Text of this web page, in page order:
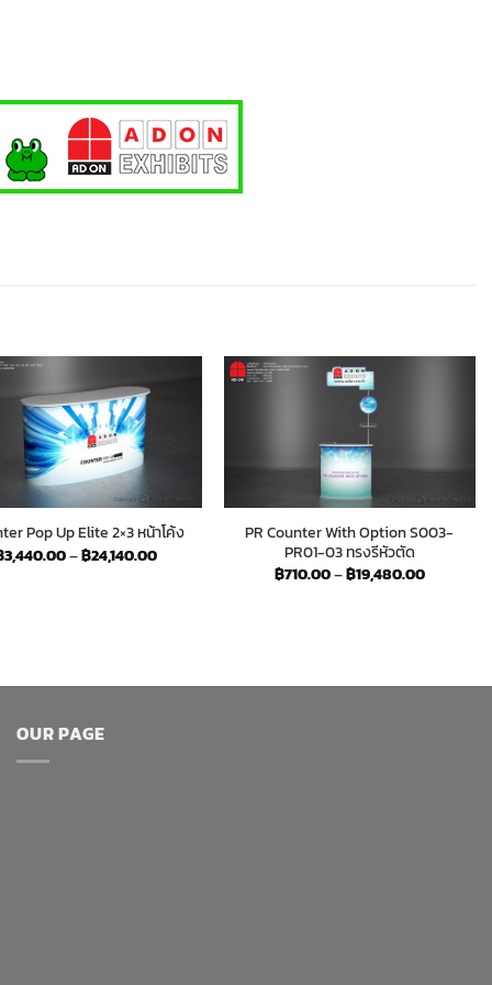
Pop Up Elite 2×3 หน้าโค้ง
3,440.00–฿24,140.00Price
PR Counter With Option S003-
PR01-03 ทรงรีหัวตัด
฿710.00–฿19,480.00Price
OUR PAGE